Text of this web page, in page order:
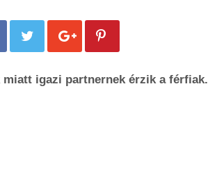
miatt igazi partnernek érzik a férfiak.